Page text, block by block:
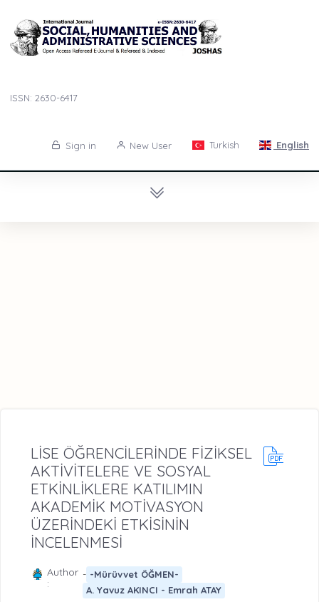
ISSN: 2630-6417
Sign in New User Turkish English
LİSE ÖĞRENCİLERİNDE FİZİKSEL
AKTİVİTELERE VE SOSYAL
ETKİNLİKLERE KATILIMIN
AKADEMİK MOTİVASYON
ÜZERİNDEKİ ETKİSİNİN
İNCELENMESİ
Author
:
- -Mürüvvet ÖĞMEN-
A. Yavuz AKINCI - Emrah ATAY